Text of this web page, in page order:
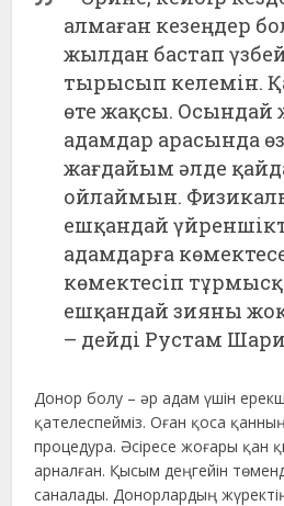
алмаған кезеңдер
жылдан бастап
тырысып келемін.
өте жақсы. Осындай
адамдар арасында
жағдайым әлде
ойлаймын.
ешқандай
адамдарға
көмектесіп
ешқандай зияны
– дейді Рустам
Донор болу – әр адам үшін
қателеспейміз. Оған қоса
процедура. Әсіресе жоғары қан
арналған. Қысым деңгейін
саналады. Донорлардың